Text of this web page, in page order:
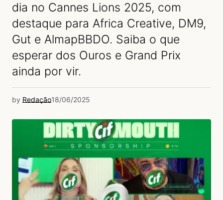
dia no Cannes Lions 2025, com
destaque para Africa Creative, DM9,
Gut e AlmapBBDO. Saiba o que
esperar dos Ouros e Grand Prix
ainda por vir.
by Redação18/06/2025